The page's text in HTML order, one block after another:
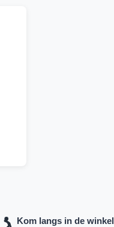
Kom langs in de winkel